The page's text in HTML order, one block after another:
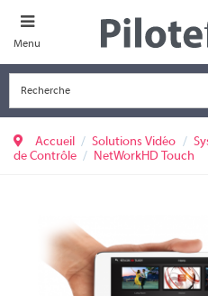
Menu
Accueil Solutions Vidéo
de Contrôle
NetWorkHD Touch